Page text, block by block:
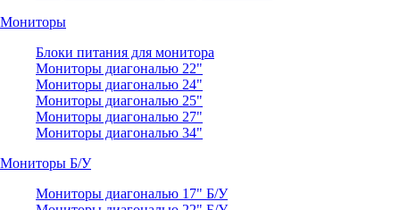
Мониторы
Блоки питания для монитора
Мониторы диагональю 22"
Мониторы диагональю 24"
Мониторы диагональю 25"
Мониторы диагональю 27"
Мониторы диагональю 34"
Мониторы Б/У
Мониторы диагональю 17" Б/У